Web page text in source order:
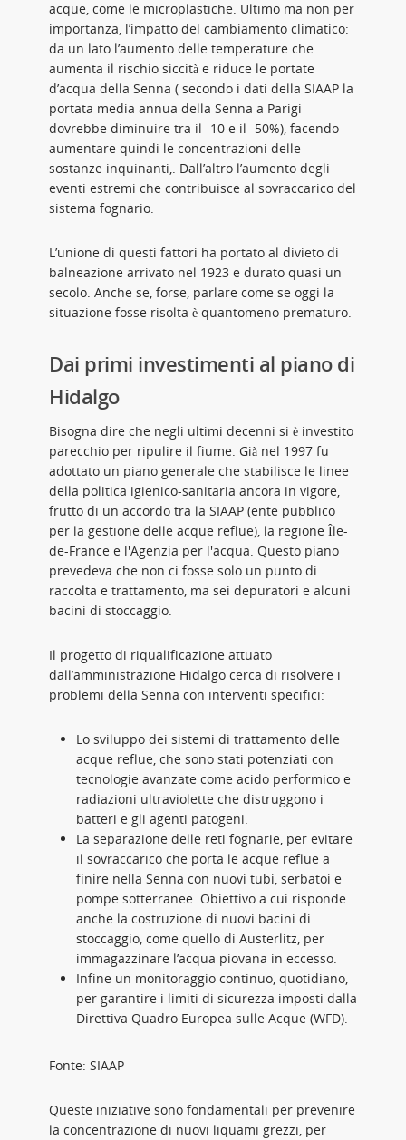
acque, come le microplastiche. Ultimo ma non per
importanza, l’impatto del cambiamento climatico:
da un lato l’aumento delle temperature che
aumenta il rischio siccità e riduce le portate
d’acqua della Senna ( secondo i dati della SIAAP la
portata media annua della Senna a Parigi
dovrebbe diminuire tra il -10 e il -50%), facendo
aumentare quindi le concentrazioni delle
sostanze inquinanti,. Dall’altro l’aumento degli
eventi estremi che contribuisce al sovraccarico del
sistema fognario.
L’unione di questi fattori ha portato al divieto di
balneazione arrivato nel 1923 e durato quasi un
secolo. Anche se, forse, parlare come se oggi la
situazione fosse risolta è quantomeno prematuro.
Dai primi investimenti al piano di
Hidalgo
Bisogna dire che negli ultimi decenni si è investito
parecchio per ripulire il fiume. Già nel 1997 fu
adottato un piano generale che stabilisce le linee
della politica igienico-sanitaria ancora in vigore,
frutto di un accordo tra la SIAAP (ente pubblico
per la gestione delle acque reflue), la regione Île-
de-France e l'Agenzia per l'acqua. Questo piano
prevedeva che non ci fosse solo un punto di
raccolta e trattamento, ma sei depuratori e alcuni
bacini di stoccaggio.
Il progetto di riqualificazione attuato
dall’amministrazione Hidalgo cerca di risolvere i
problemi della Senna con interventi specifici:
Lo sviluppo dei sistemi di trattamento delle
acque reflue, che sono stati potenziati con
tecnologie avanzate come acido performico e
radiazioni ultraviolette che distruggono i
batteri e gli agenti patogeni.
La separazione delle reti fognarie, per evitare
il sovraccarico che porta le acque reflue a
finire nella Senna con nuovi tubi, serbatoi e
pompe sotterranee. Obiettivo a cui risponde
anche la costruzione di nuovi bacini di
stoccaggio, come quello di Austerlitz, per
immagazzinare l’acqua piovana in eccesso.
Infine un monitoraggio continuo, quotidiano,
per garantire i limiti di sicurezza imposti dalla
Direttiva Quadro Europea sulle Acque (WFD).
Fonte: SIAAP
Queste iniziative sono fondamentali per prevenire
la concentrazione di nuovi liquami grezzi, per